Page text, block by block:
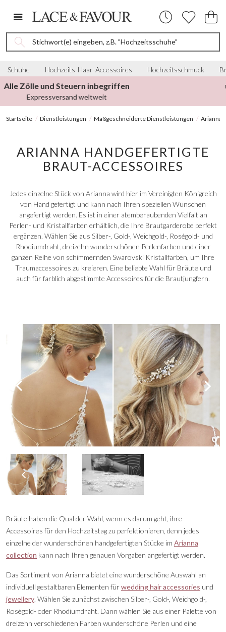
Stichwort(e) eingeben, z.B. "Hochzeitsschuhe"
Schuhe Hochzeits-Haar-Accessoires Hochzeitsschmuck
über 4.000 5★ Bewertungen
von Bräuten weltweit
Startseite Dienstleistungen Maßgeschneiderte Dienstleistungen Arianna
ARIANNA HANDGEFERTIGTE
BRAUT-ACCESSOIRES
Jedes einzelne Stück von Arianna wird hier im Vereinigten Königreich
von Hand gefertigt und kann nach Ihren speziellen Wünschen
angefertigt werden. Es ist in einer atemberaubenden Vielfalt an
Perlen- und Kristallfarben erhältlich, die Ihre Brautgarderobe perfekt
ergänzen. Wählen Sie aus Silber-, Gold-, Weichgold-, Roségold- und
Rhodiumdraht, dreizehn wunderschönen Perlenfarben und einer
ganzen Reihe von schimmernden Swarovski Kristallfarben, um Ihre
Traumaccessoires zu kreieren. Eine beliebte Wahl für Bräute und
auch für farblich abgestimmte Accessoires für die Brautjungfern.
Bräute haben die Qual der Wahl, wenn es darum geht, ihre
Accessoires für den Hochzeitstag zu perfektionieren, denn jedes
einzelne der wunderschönen handgefertigten Stücke im Arianna
collection kann nach Ihren genauen Vorgaben angefertigt werden.
Das Sortiment von Arianna bietet eine wunderschöne Auswahl an
individuell gestaltbaren Elementen fürwedding hair accessories und
jewellery. Wählen Sie zunächst zwischen Silber-, Gold-, Weichgold-,
Roségold- oder Rhodiumdraht. Dann wählen Sie aus einer Palette von
dreizehn verschiedenen Farben wunderschöne Perlen und eine